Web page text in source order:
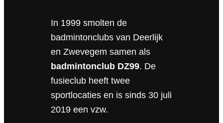
In 1999 smolten de
badmintonclubs van Deerlijk
en Zwevegem samen als
badmintonclub DZ99. De
fusieclub heeft twee
sportlocaties en is sinds 30 juli
2019 een vzw.